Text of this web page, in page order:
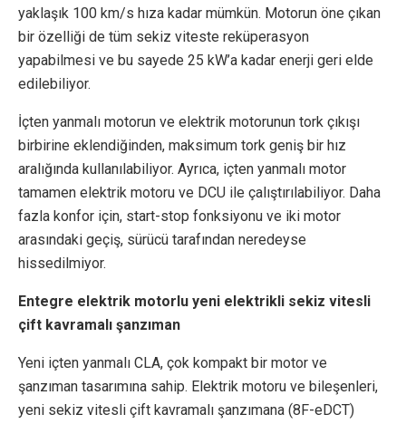
yaklaşık 100 km/s hıza kadar mümkün. Motorun öne çıkan
bir özelliği de tüm sekiz viteste reküperasyon
yapabilmesi ve bu sayede 25 kW’a kadar enerji geri elde
edilebiliyor.
İçten yanmalı motorun ve elektrik motorunun tork çıkışı
birbirine eklendiğinden, maksimum tork geniş bir hız
aralığında kullanılabiliyor. Ayrıca, içten yanmalı motor
tamamen elektrik motoru ve DCU ile çalıştırılabiliyor. Daha
fazla konfor için, start-stop fonksiyonu ve iki motor
arasındaki geçiş, sürücü tarafından neredeyse
hissedilmiyor.
Entegre elektrik motorlu yeni elektrikli sekiz vitesli
çift kavramalı şanzıman
Yeni içten yanmalı CLA, çok kompakt bir motor ve
şanzıman tasarımına sahip. Elektrik motoru ve bileşenleri,
yeni sekiz vitesli çift kavramalı şanzımana (8F-eDCT)